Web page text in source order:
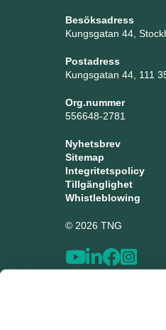
Besöksadress
Kungsgatan 44,
Postadress
Kungsgatan 44, 111
Org.nummer
556648-2781
Nyhetsbrev
Sitemap
Integritetspolicy
Tillgänglighet
Whistleblowing
© 2026 TNG